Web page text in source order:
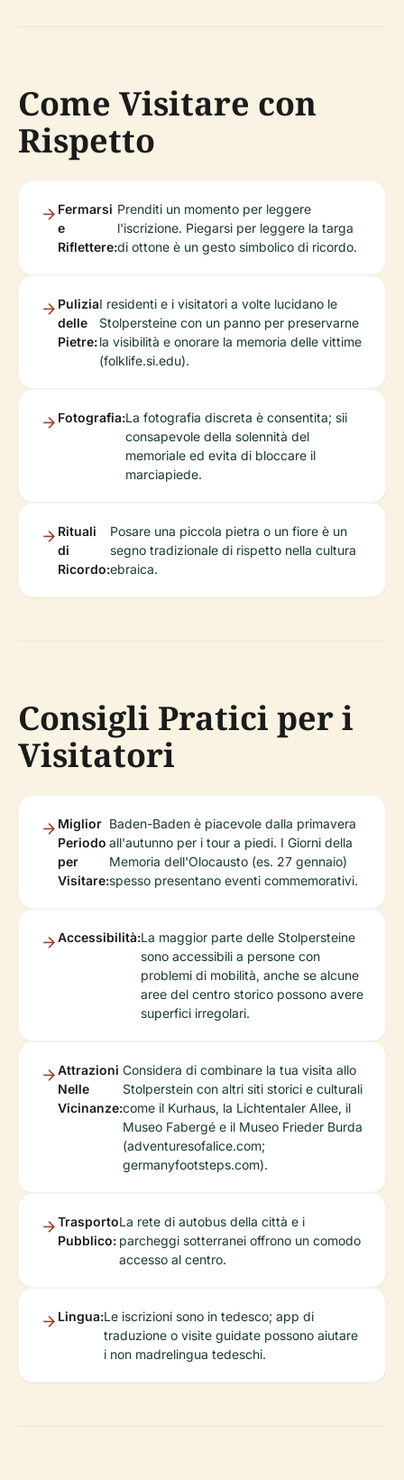
Come Visitare con
Rispetto
Fermarsi
e
Riflettere:
Prenditi un momento per leggere
l'iscrizione. Piegarsi per leggere la targa
di ottone è un gesto simbolico di ricordo.
Pulizia
delle
Pietre:
I residenti e i visitatori a volte lucidano le
Stolpersteine con un panno per preservarne
la visibilità e onorare la memoria delle vittime
(folklife.si.edu).
Fotografia:La fotografia discreta è consentita; sii
consapevole della solennità del
memoriale ed evita di bloccare il
marciapiede.
Rituali
di
Ricordo:
Posare una piccola pietra o un fiore è un
segno tradizionale di rispetto nella cultura
ebraica.
Consigli Pratici per i
Visitatori
Miglior
Periodo
per
Visitare:
Baden-Baden è piacevole dalla primavera
all'autunno per i tour a piedi. I Giorni della
Memoria dell'Olocausto (es. 27 gennaio)
spesso presentano eventi commemorativi.
Accessibilità:La maggior parte delle Stolpersteine
sono accessibili a persone con
problemi di mobilità, anche se alcune
aree del centro storico possono avere
superfici irregolari.
Attrazioni
Nelle
Vicinanze:
Considera di combinare la tua visita allo
Stolperstein con altri siti storici e culturali
come il Kurhaus, la Lichtentaler Allee, il
Museo Fabergé e il Museo Frieder Burda
(adventuresofalice.com;
germanyfootsteps.com).
Trasporto
Pubblico:
La rete di autobus della città e i
parcheggi sotterranei offrono un comodo
accesso al centro.
Lingua:Le iscrizioni sono in tedesco; app di
traduzione o visite guidate possono aiutare
i non madrelingua tedeschi.